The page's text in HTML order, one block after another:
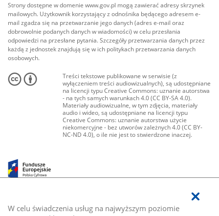
W celu świadczenia usług na najwyższym poziomie
Strony dostępne w domenie www.gov.pl mogą zawierać adresy skrzynek
mailowych. Użytkownik korzystający z odnośnika będącego adresem e-
mail zgadza się na przetwarzanie jego danych (adres e-mail oraz
dobrowolnie podanych danych w wiadomości) w celu przesłania
odpowiedzi na przesłane pytania. Szczegóły przetwarzania danych przez
każdą z jednostek znajdują się w ich politykach przetwarzania danych
osobowych.
Treści tekstowe publikowane w serwisie (z
wyłączeniem treści audiowizualnych), są udostępniane
na licencji typu Creative Commons: uznanie autorstwa
- na tych samych warunkach 4.0 (CC BY-SA 4.0).
Materiały audiowizualne, w tym zdjęcia, materiały
audio i wideo, są udostępniane na licencji typu
Creative Commons: uznanie autorstwa użycie
niekomercyjne - bez utworów zależnych 4.0 (CC BY-
NC-ND 4.0), o ile nie jest to stwierdzone inaczej.